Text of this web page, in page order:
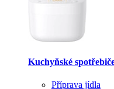
Kuchyňské
Příprava jídla